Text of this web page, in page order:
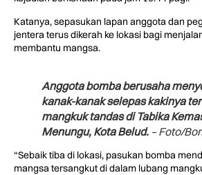
Katanya, sepasukan lapan anggota dan
jentera terus dikerah ke lokasi bagi
membantu mangsa.
Anggota bomba berusaha
kanak-kanak selepas kakinya
mangkuk tandas di Tabika
Menungu, Kota Belud. – Foto/
“Sebaik tiba di lokasi, pasukan bomba
mangsa tersangkut di dalam lubang